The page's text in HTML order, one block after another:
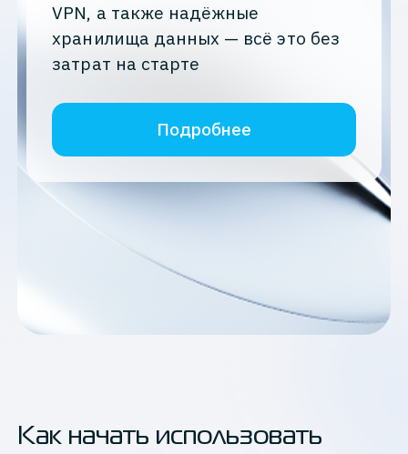
VPN, а также надёжные
хранилища данных — всё это без
затрат на старте
Подробнее
Как начать использовать